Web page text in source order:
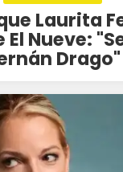
Laurita
El Nueve:
Drago"